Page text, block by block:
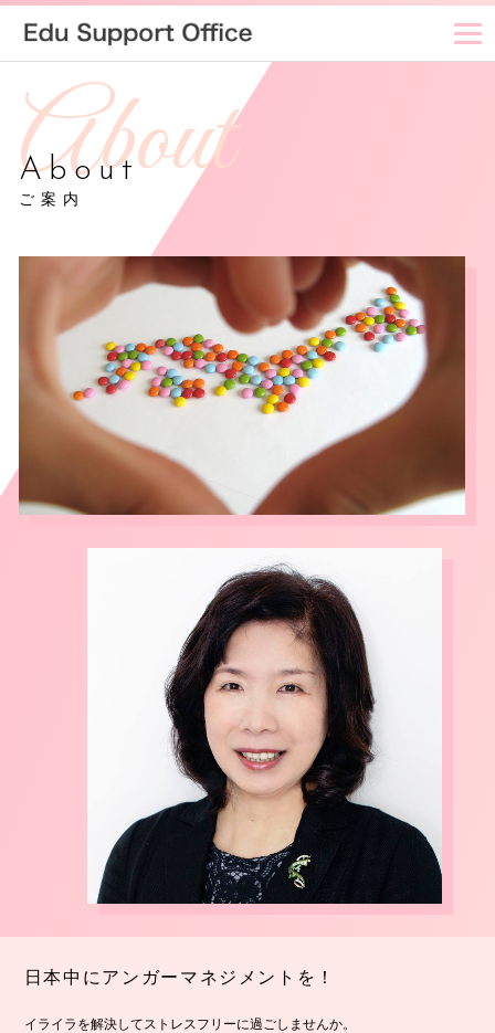
About
ご案内
日本中にアンガーマネジメントを！
イライラを解決してストレスフリーに過ごしませんか。